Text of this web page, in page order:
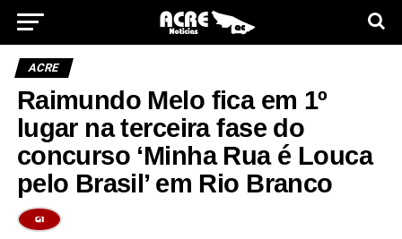
ACRE
Raimundo Melo fica em 1º
lugar na terceira fase do
concurso ‘Minha Rua é Louca
pelo Brasil’ em Rio Branco